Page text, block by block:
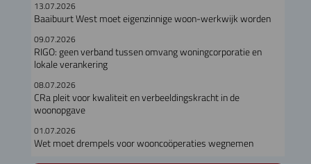
13.07.2026
Baaibuurt West moet eigenzinnige woon-werkwijk worden
09.07.2026
RIGO: geen verband tussen omvang woningcorporatie en
lokale verankering
08.07.2026
CRa pleit voor kwaliteit en verbeeldingskracht in de
woonopgave
01.07.2026
Wet moet drempels voor wooncoöperaties wegnemen